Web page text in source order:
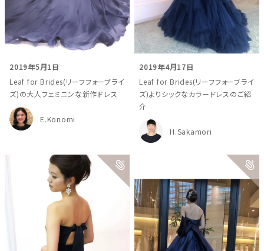
ウェディングマガジン
2019年5月1日
Leaf for Brides(リーフフォーブライ
ズ)の大人フェミニンな新作ドレス
E.Konomi
2019年4月17日
Leaf for Brides(リーフフォーブライ
ズ)よりシックなカラードレスのご紹
介
H.Sakamori